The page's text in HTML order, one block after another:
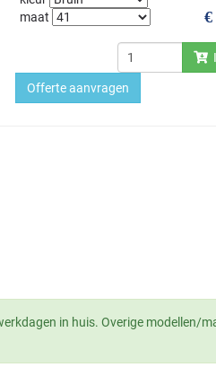
€
maat
Offerte aanvragen
in huis. Overige modellen/